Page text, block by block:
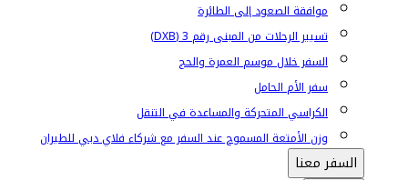
موافقة الصعود إلى الطائرة
تسيير الرحلات من المبنى رقم 3 (DXB)
السفر خلال موسم العمرة والحج
سفر الأم الحامل
الكراسي المتحركة والمساعدة في التنقل
وزن الأمتعة المسموح عند السفر مع شركاء فلاي دبي للطيران
السفر معنا